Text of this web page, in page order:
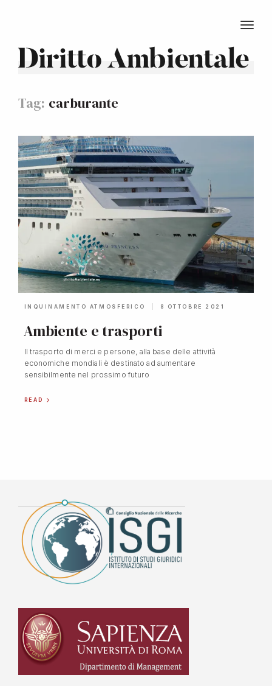
Diritto Ambientale
Tag: carburante
INQUINAMENTO ATMOSFERICO 8 OTTOBRE 2021
Ambiente e trasporti
Il trasporto di merci e persone, alla base delle attività
economiche mondiali è destinato ad aumentare
sensibilmente nel prossimo futuro
READ